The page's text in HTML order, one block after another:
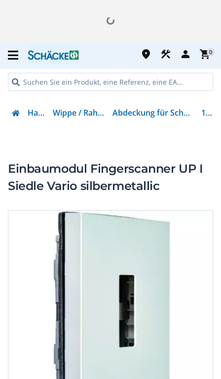
place construction person shopping_cart0
Haustechnik Wippe / Rahmen / Abdeckungen Abdeckung für Schalter, Taster, Dimmer, Jalousie 101379
Einbaumodul Fingerscanner UP I
Siedle Vario silbermetallic